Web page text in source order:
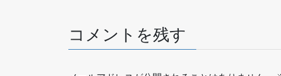
コメントを残す